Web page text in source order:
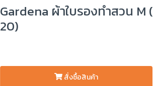
Gardena ผ้าใบรองทำสวน
20)
สั่งซื้อสินค้า